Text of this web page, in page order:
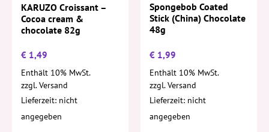
KARUZO Croissant –
Cocoa cream &
chocolate 82g
€ 1,49
Enthält 10% MwSt.
zzgl.Versand
Lieferzeit: nicht
angegeben
Spongebob Coated
Stick (China) Chocolate
48g
€ 1,99
Enthält 10% MwSt.
zzgl.Versand
Lieferzeit: nicht
angegeben